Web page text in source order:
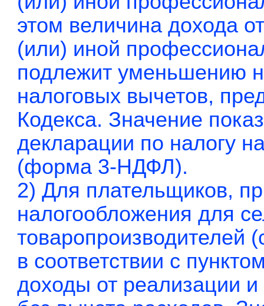
этом величина дохода
(или) иной
подлежит уменьшению
налоговых вычетов,
Кодекса. Значение
декларации по налогу
(форма 3-НДФЛ).
2) Для плательщиков,
налогообложения для
товаропроизводителей
в соответствии с
доходы от реализации